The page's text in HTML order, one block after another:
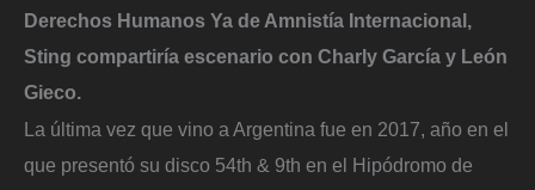
Derechos Humanos Ya de Amnistía Internacional,
Sting compartiría escenario con Charly García y León
Gieco.
La última vez que vino a Argentina fue en 2017, año en el
que presentó su disco 54th & 9th en el Hipódromo de